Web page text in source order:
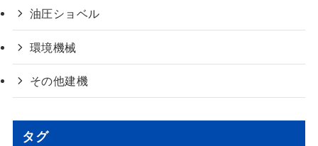
油圧ショベル
環境機械
その他建機
タグ